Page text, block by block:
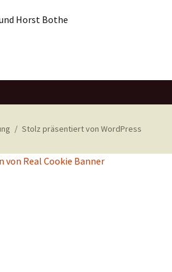
Bothe
Stolz präsentiert von WordPress
von Real Cookie Banner